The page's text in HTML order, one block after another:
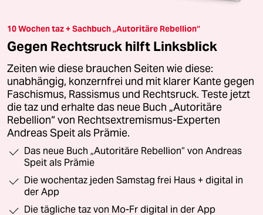
10 Wochen taz + Sachbuch „Autoritäre Rebellion“
Gegen Rechtsruck hilft Linksblick
Zeiten wie diese brauchen Seiten wie diese:
unabhängig, konzernfrei und mit klarer Kante gegen
Faschismus, Rassismus und Rechtsruck. Teste jetzt
die taz und erhalte das neue Buch „Autoritäre
Rebellion“ von Rechtsextremismus-Experten
Andreas Speit als Prämie.
Das neue Buch „Autoritäre Rebellion“ von Andreas
Speit als Prämie
Die wochentaz jeden Samstag frei Haus + digital in
der App
Die tägliche taz von Mo-Fr digital in der App